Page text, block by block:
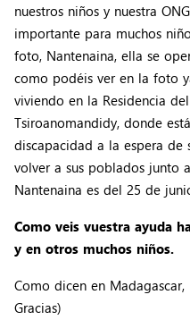
nuestros niños y nuestra
importante para muchos
foto, Nantenaina, ella se
como podéis ver en la foto
viviendo en la Residencia
Tsiroanomandidy, donde
discapacidad a la espera de
volver a sus poblados junto
Nantenaina es del 25 de
Como veis vuestra ayuda
y en otros muchos niños.
Como dicen en Madagascar,
Gracias)